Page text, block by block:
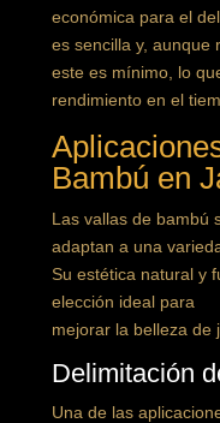
económica para el
es sencilla y, aunque
este es mínimo, lo
rendimiento en el
Bambú en
Las vallas de bambú
adaptan a una
Su estética natural y
elección ideal para
mejorar la belleza de
Delimitación
Una de las